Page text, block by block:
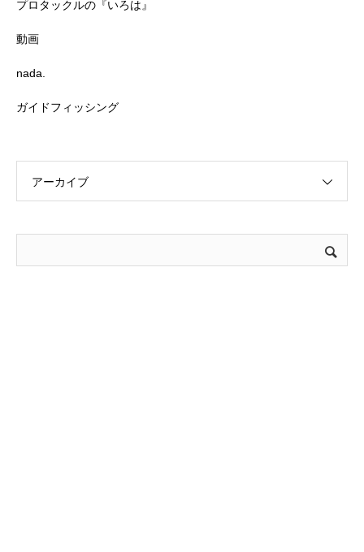
プロタックルの『いろは』
動画
nada.
ガイドフィッシング
アーカイブ